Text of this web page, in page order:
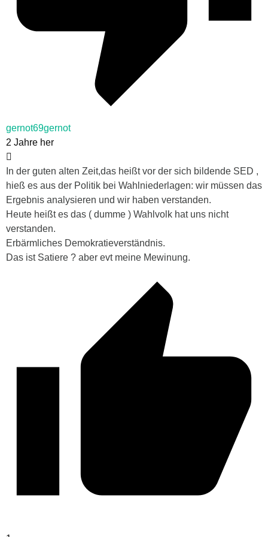
gernot69gernot
2 Jahre her
In der guten alten Zeit,das heißt vor der sich bildende SED ,
hieß es aus der Politik bei Wahlniederlagen: wir müssen das
Ergebnis analysieren und wir haben verstanden.
Heute heißt es das ( dumme ) Wahlvolk hat uns nicht
verstanden.
Erbärmliches Demokratieverständnis.
Das ist Satiere ? aber evt meine Mewinung.